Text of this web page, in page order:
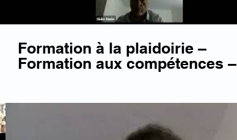
Formation à la plaidoirie –
Formation aux compétences –